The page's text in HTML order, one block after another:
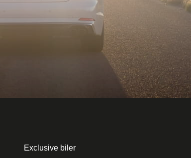
Exclusive biler